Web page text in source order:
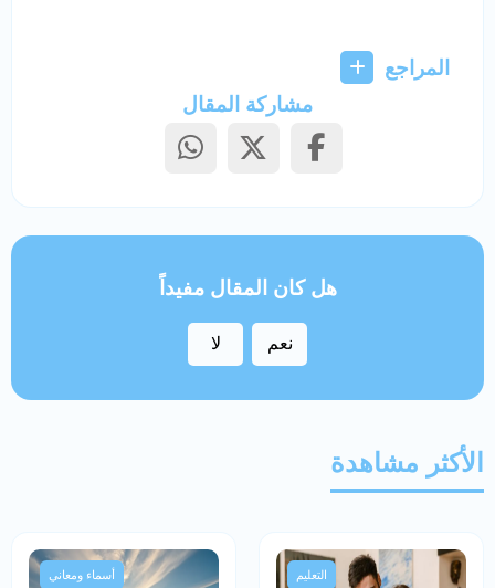
المراجع
مشاركة المقال
هل كان المقال مفيداً
نعم لا
الأكثر مشاهدة
التعليم أسماء ومعاني